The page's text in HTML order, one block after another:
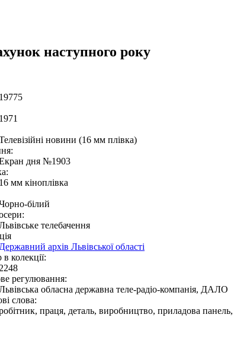
наступного року
19775
1971
новини (16 мм плівка)
дня №1903
16 мм кіноплівка
білий
телебачення
Державний архів Львівської області
колекції:
2248
регулювання:
обласна державна теле-радіо-компанія, ДАЛО
слова:
праця, деталь, виробництво, приладова